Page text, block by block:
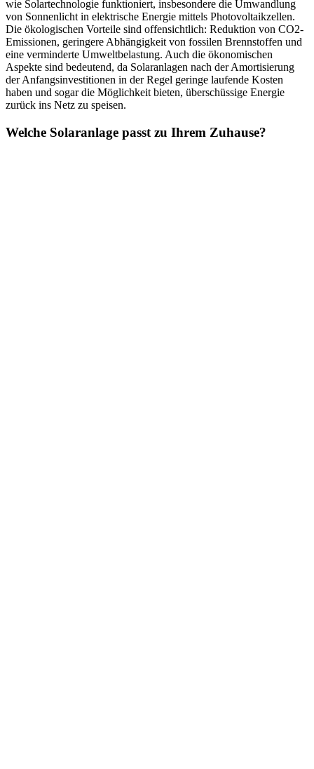
wie Solartechnologie funktioniert, insbesondere die Umwandlung
von Sonnenlicht in elektrische Energie mittels Photovoltaikzellen.
Die ökologischen Vorteile sind offensichtlich: Reduktion von CO2-
Emissionen, geringere Abhängigkeit von fossilen Brennstoffen und
eine verminderte Umweltbelastung. Auch die ökonomischen
Aspekte sind bedeutend, da Solaranlagen nach der Amortisierung
der Anfangsinvestitionen in der Regel geringe laufende Kosten
haben und sogar die Möglichkeit bieten, überschüssige Energie
zurück ins Netz zu speisen.
Welche Solaranlage passt zu Ihrem Zuhause?